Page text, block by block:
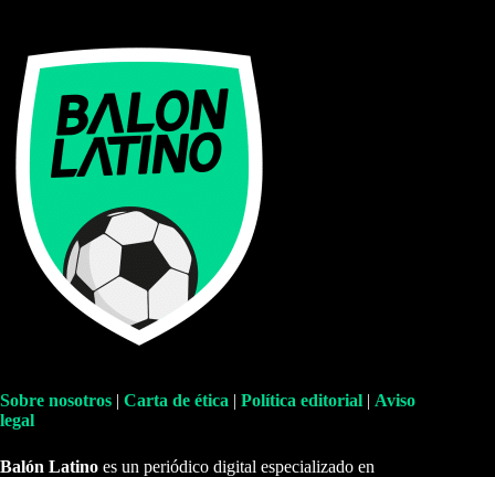
Sobre nosotros | Carta de ética | Política editorial | Aviso
legal
Balón Latino es un periódico digital especializado en